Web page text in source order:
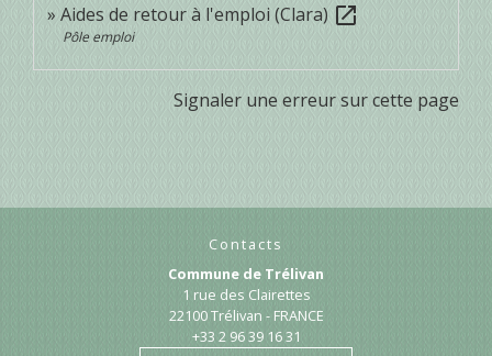
Aides de retour à l'emploi (Clara) open_in_new
Pôle emploi
Signaler une erreur sur cette page
Contacts
Commune de Trélivan
1 rue des Clairettes
22100 Trélivan - FRANCE
+33 2 96 39 16 31